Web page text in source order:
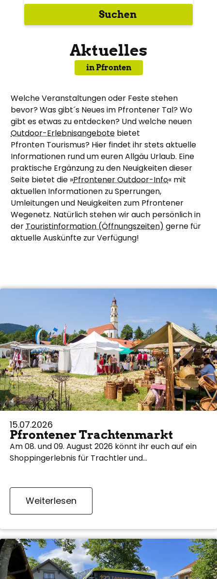
Suchen
Aktuelles
in Pfronten
Welche Veranstaltungen oder Feste stehen
bevor? Was gibt´s Neues im Pfrontener Tal? Wo
gibt es etwas zu entdecken? Und welche neuen
Outdoor-Erlebnisangebote bietet
Pfronten Tourismus? Hier findet ihr stets aktuelle
Informationen rund um euren Allgäu Urlaub. Eine
praktische Ergänzung zu den Neuigkeiten dieser
Seite bietet die »Pfrontener Outdoor-Info« mit
aktuellen Informationen zu Sperrungen,
Umleitungen und Neuigkeiten zum Pfrontener
Wegenetz. Natürlich stehen wir auch persönlich in
derTouristinformation (Öffnungszeiten) gerne für
aktuelle Auskünfte zur Verfügung!
15.07.2026
Pfrontener Trachtenmarkt
Am 08. und 09. August 2026 könnt ihr euch auf ein
Shoppingerlebnis für Trachtler und…
Weiterlesen